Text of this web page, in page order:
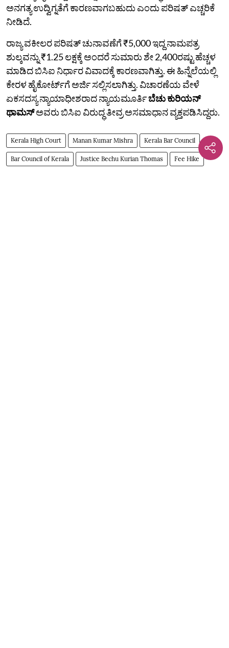
ಅನಗತ್ಯ ಉದ್ವಿಗ್ನತೆಗೆ ಕಾರಣವಾಗಬಹುದು ಎಂದು ಪರಿಷತ್‌ ಎಚ್ಚರಿಕೆ
ನೀಡಿದೆ.
ರಾಜ್ಯ ವಕೀಲರ ಪರಿಷತ್‌ ಚುನಾವಣೆಗೆ ₹5,000 ಇದ್ದ ನಾಮಪತ್ರ
ಶುಲ್ಕವನ್ನು ₹1.25 ಲಕ್ಷಕ್ಕೆ ಅಂದರೆ ಸುಮಾರು ಶೇ 2,400ರಷ್ಟು ಹೆಚ್ಚಳ
ಮಾಡಿದ ಬಿಸಿಐ ನಿರ್ಧಾರ ವಿವಾದಕ್ಕೆ ಕಾರಣವಾಗಿತ್ತು. ಈ ಹಿನ್ನೆಲೆಯಲ್ಲಿ
ಕೇರಳ ಹೈಕೋರ್ಟ್‌ಗೆ ಅರ್ಜಿ ಸಲ್ಲಿಸಲಾಗಿತ್ತು. ವಿಚಾರಣೆಯ ವೇಳೆ
ಏಕಸದಸ್ಯ ನ್ಯಾಯಾಧೀಶರಾದ ನ್ಯಾಯಮೂರ್ತಿಬೆಚು ಕುರಿಯನ್
ಥಾಮಸ್ಅವರು ಬಿಸಿಐ ವಿರುದ್ಧ ತೀವ್ರ ಅಸಮಾಧಾನ ವ್ಯಕ್ತಪಡಿಸಿದ್ದರು.
Kerala High Court Manan Kumar Mishra Kerala Bar Council
Bar Council of Kerala Justice Bechu Kurian Thomas Fee Hike